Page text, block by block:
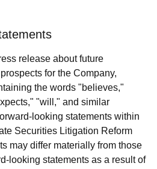
release about future
for the Company,
the words "believes,"
"will," and similar
looking statements within
Securities Litigation Reform
may differ materially from those
looking statements as a result of